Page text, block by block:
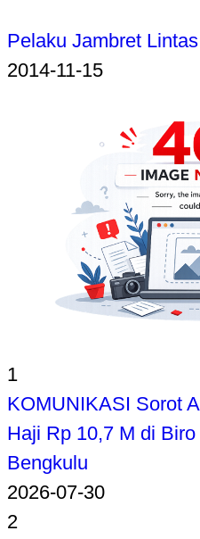
Pelaku Jambret
2014-11-15
1
KOMUNIKASI Sorot
Haji Rp 10,7 M di
Bengkulu
2026-07-30
2